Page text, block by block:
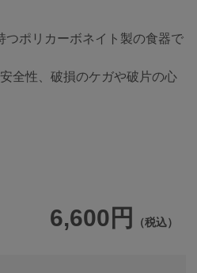
つポリカーボネイト製の食器で
全性、破損のケガや破片の心
6,600円 （税込）